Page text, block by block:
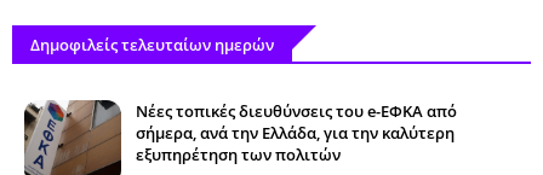
Δημοφιλείς τελευταίων ημερών
Νέες τοπικές διευθύνσεις του e-ΕΦΚΑ από
σήμερα, ανά την Ελλάδα, για την καλύτερη
εξυπηρέτηση των πολιτών